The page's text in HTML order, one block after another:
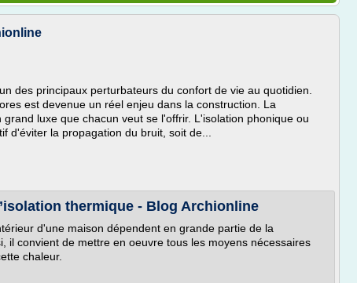
des principaux perturbateurs du confort de vie au quotidien.
est devenue un réel enjeu dans la construction. La
luxe que chacun veut se l'offrir. L'isolation phonique ou
d'éviter la propagation du bruit, soit de...
thermique - Blog Archionline
d'une maison dépendent en grande partie de la
il convient de mettre en oeuvre tous les moyens nécessaires
chaleur.